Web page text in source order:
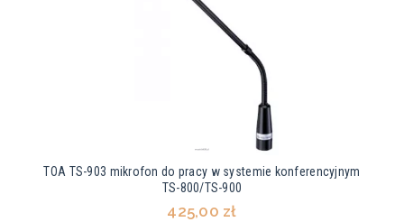
TOA TS-903 mikrofon do pracy w systemie konferencyjnym
TS-800/TS-900
425,00 zł